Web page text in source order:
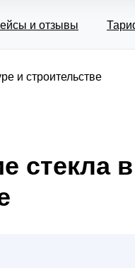
и отзывы
и строительстве
стекла